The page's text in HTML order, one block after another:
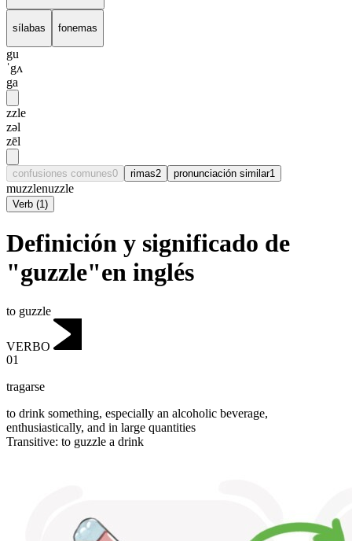
sílabas fonemas
gu
ˈgʌ
ga
zzle
zəl
zēl
confusiones comunes0 rimas2 pronunciación similar1
muzzlenuzzle
Verb (1)
Definición y significado de
"guzzle"en inglés
to guzzle
VERBO
01
tragarse
to drink something, especially an alcoholic beverage,
enthusiastically, and in large quantities
Transitive: to guzzle a drink